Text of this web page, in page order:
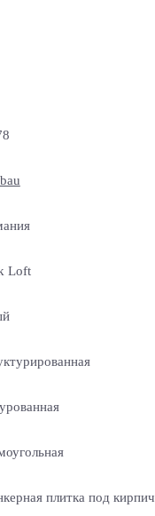
Loft
плитка под кирпич